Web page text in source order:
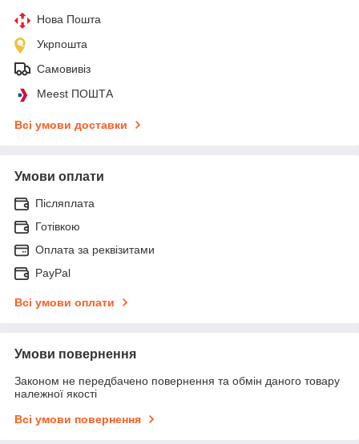
Нова Пошта
Укрпошта
Самовивіз
Meest ПОШТА
Всі умови доставки
Умови оплати
Післяплата
Готівкою
Оплата за реквізитами
PayPal
Всі умови оплати
Умови повернення
Законом не передбачено повернення та обмін даного товару
належної якості
Всі умови повернення